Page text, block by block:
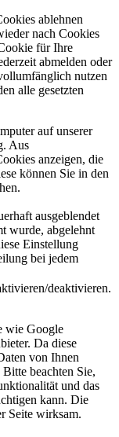
ablehnen
nach Cookies
für Ihre
abmelden oder
nutzen
alle gesetzten
auf unserer
Aus
anzeigen, die
können Sie in den
ausgeblendet
wurde, abgelehnt
Einstellung
bei jedem
deaktivieren.
wie Google
Da diese
von Ihnen
beachten Sie,
und das
kann. Die
Seite wirksam.